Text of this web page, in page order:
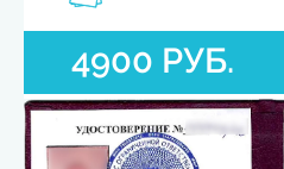
4900 РУБ.